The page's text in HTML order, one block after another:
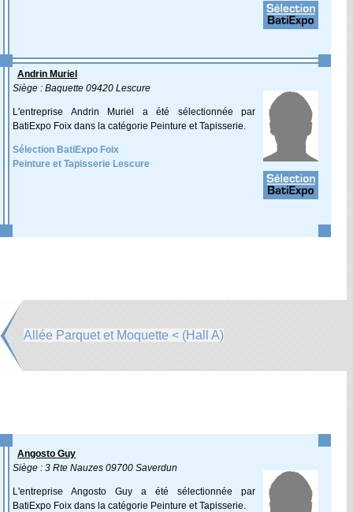
Andrin Muriel
Siège : Baquette 09420 Lescure
L'entreprise Andrin Muriel a été sélectionnée par
BatiExpo Foix dans la catégorie Peinture et Tapisserie.
Sélection BatiExpo Foix
Peinture et Tapisserie Lescure
Allée Parquet et Moquette < (Hall A)
Angosto Guy
Siège : 3 Rte Nauzes 09700 Saverdun
L'entreprise Angosto Guy a été sélectionnée par
BatiExpo Foix dans la catégorie Peinture et Tapisserie.